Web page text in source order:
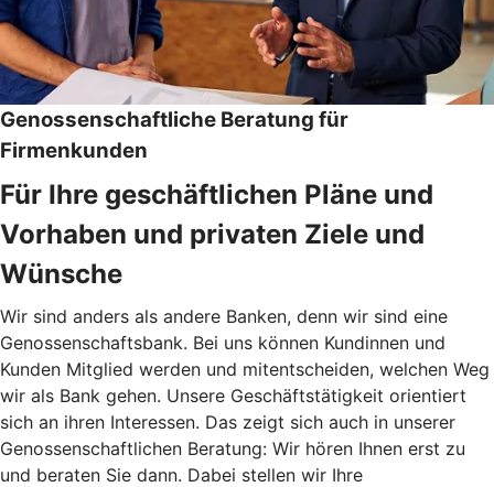
Genossenschaftliche Beratung für
Firmenkunden
Für Ihre geschäftlichen Pläne und
Vorhaben und privaten Ziele und
Wünsche
Wir sind anders als andere Banken, denn wir sind eine
Genossenschaftsbank. Bei uns können Kundinnen und
Kunden Mitglied werden und mitentscheiden, welchen Weg
wir als Bank gehen. Unsere Geschäftstätigkeit orientiert
sich an ihren Interessen. Das zeigt sich auch in unserer
Genossenschaftlichen Beratung: Wir hören Ihnen erst zu
und beraten Sie dann. Dabei stellen wir Ihre